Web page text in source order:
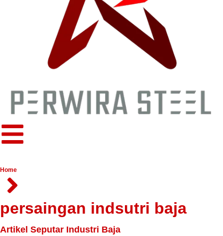
Home
persaingan indsutri baja
Artikel Seputar Industri Baja